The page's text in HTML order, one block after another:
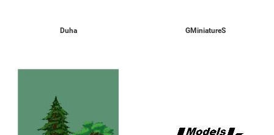
Duha GMiniatureS